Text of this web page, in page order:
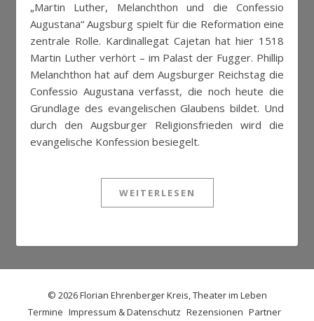
„Martin Luther, Melanchthon und die Confessio
Augustana“ Augsburg spielt für die Reformation eine
zentrale Rolle. Kardinallegat Cajetan hat hier 1518
Martin Luther verhört – im Palast der Fugger. Phillip
Melanchthon hat auf dem Augsburger Reichstag die
Confessio Augustana verfasst, die noch heute die
Grundlage des evangelischen Glaubens bildet. Und
durch den Augsburger Religionsfrieden wird die
evangelische Konfession besiegelt.
WEITERLESEN
© 2026 Florian Ehrenberger Kreis, Theater im Leben
Termine Impressum & Datenschutz Rezensionen Partner